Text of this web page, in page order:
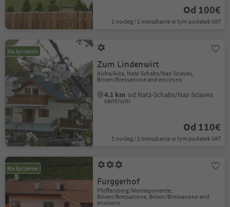
Od 100€
1 nocleg / 1 mieszkanie w tym podatek VAT
Na życzenie
Zum Lindenwirt
Aicha/Aica, Natz-Schabs/Naz-Sciaves,
Brixen/Bressanone and environs
4.1 km od Natz-Schabs/Naz-Sciaves
centrum
Od 110€
1 nocleg / 1 mieszkanie w tym podatek VAT
Na życzenie
Furggerhof
Pfeffersberg/Monteponente,
Brixen/Bressanone, Brixen/Bressanone and
environs